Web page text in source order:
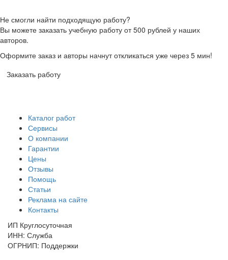
Не смогли найти подходящую работу?
Вы можете заказать учебную работу от 500 рублей у наших
авторов.
Оформите заказ и авторы начнут откликаться уже через 5 мин!
Заказать работу
Каталог работ
Сервисы
О компании
Гарантии
Цены
Отзывы
Помощь
Статьи
Реклама на сайте
Контакты
ИП Круглосуточная
ИНН: Служба
ОГРНИП: Поддержки